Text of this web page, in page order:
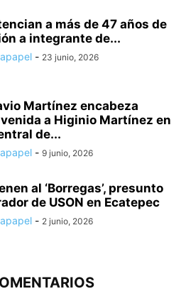
a más de 47 años de
a integrante de...
- 23 junio, 2026
Martínez encabeza
a Higinio Martínez en
de...
- 9 junio, 2026
al ‘Borregas’, presunto
de USON en Ecatepec
- 2 junio, 2026